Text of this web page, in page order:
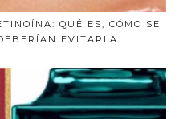
QUÉ ES, CÓMO SE
EVITARLA.